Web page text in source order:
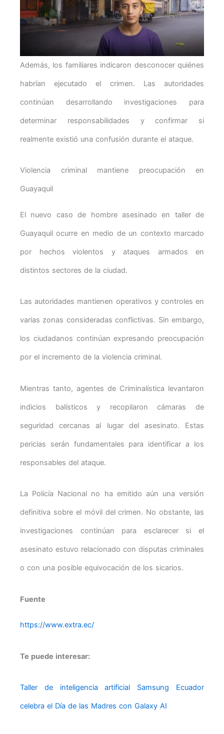
Además, los familiares indicaron desconocer quiénes
habrían ejecutado el crimen. Las autoridades
continúan desarrollando investigaciones para
determinar responsabilidades y confirmar si
realmente existió una confusión durante el ataque.
Violencia criminal mantiene preocupación en
Guayaquil
El nuevo caso de hombre asesinado en taller de
Guayaquil ocurre en medio de un contexto marcado
por hechos violentos y ataques armados en
distintos sectores de la ciudad.
Las autoridades mantienen operativos y controles en
varias zonas consideradas conflictivas. Sin embargo,
los ciudadanos continúan expresando preocupación
por el incremento de la violencia criminal.
Mientras tanto, agentes de Criminalística levantaron
indicios balísticos y recopilaron cámaras de
seguridad cercanas al lugar del asesinato. Estas
pericias serán fundamentales para identificar a los
responsables del ataque.
La Policía Nacional no ha emitido aún una versión
definitiva sobre el móvil del crimen. No obstante, las
investigaciones continúan para esclarecer si el
asesinato estuvo relacionado con disputas criminales
o con una posible equivocación de los sicarios.
Fuente
https://www.extra.ec/
Te puede interesar:
Taller de inteligencia artificial Samsung Ecuador
celebra el Día de las Madres con Galaxy AI